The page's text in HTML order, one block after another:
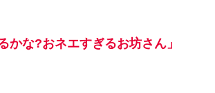
かな?おネエすぎるお坊さん」